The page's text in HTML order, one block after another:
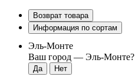
Возврат товара
Информация по сортам
Эль-Монте
Ваш город — Эль-Монте?